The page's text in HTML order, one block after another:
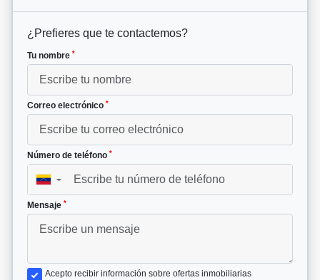
¿Prefieres que te contactemos?
Tu nombre *
Correo electrónico *
Número de teléfono *
▼
Mensaje *
Acepto recibir información sobre ofertas inmobiliarias